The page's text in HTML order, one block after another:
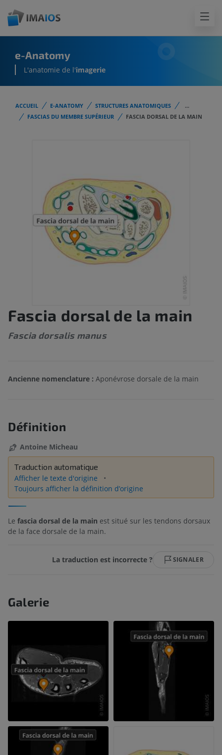
e-Anatomy
L'anatomie de l'imagerie
ACCUEIL E-ANATOMY STRUCTURES ANATOMIQUES
...
FASCIAS DU MEMBRE SUPÉRIEUR
FASCIA DORSAL DE LA MAIN
Fascia dorsal de la main
Fascia dorsalis manus
Ancienne nomenclature : Aponévrose dorsale de la main
Définition
Antoine Micheau
Traduction automatique
Afficher le texte d'origine
Toujours afficher la définition d’origine
Le fascia dorsal de la main est situé sur les tendons dorsaux
de la face dorsale de la main.
La traduction est incorrecte ? SIGNALER
Galerie